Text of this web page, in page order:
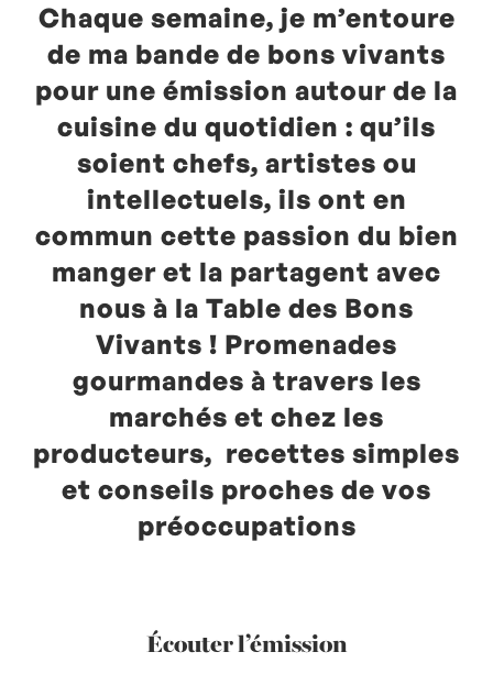
Chaque semaine, je m’entoure
de ma bande de bons vivants
pour une émission autour de la
cuisine du quotidien : qu’ils
soient chefs, artistes ou
intellectuels, ils ont en
commun cette passion du bien
manger et la partagent avec
nous à la Table des Bons
Vivants ! Promenades
gourmandes à travers les
marchés et chez les
producteurs, recettes simples
et conseils proches de vos
préoccupations
Écouter l’émission